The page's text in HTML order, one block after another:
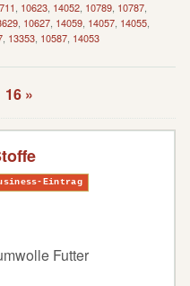
10623, 14052, 10789, 10787,
, 10627, 14059, 14057, 14055,
13353 10587 14053
16 »
Eintrag
Futter